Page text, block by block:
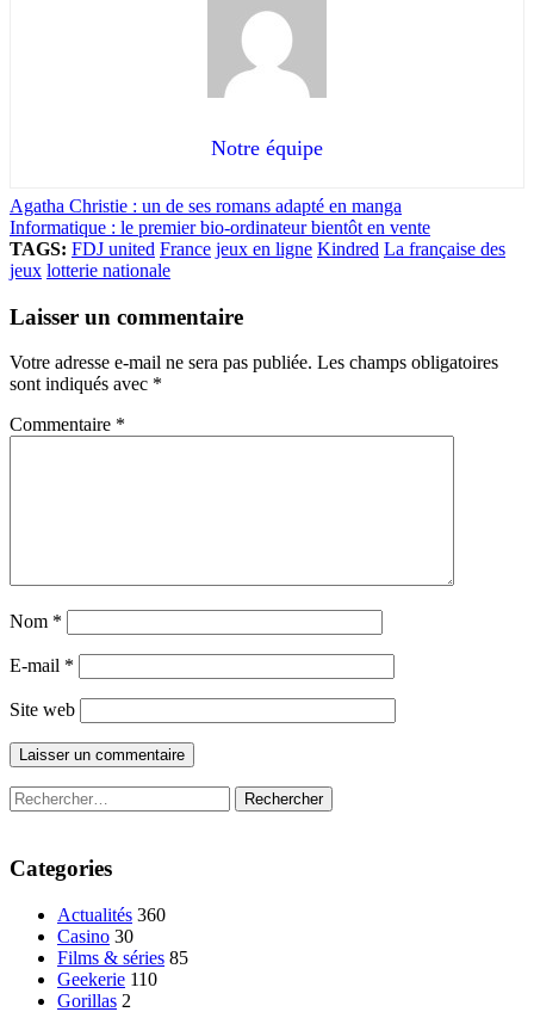
Notre équipe
Agatha Christie : un de ses romans adapté en manga
Informatique : le premier bio-ordinateur bientôt en vente
TAGS: FDJ united France jeux en ligne Kindred La française des
jeux lotterie nationale
Laisser un commentaire
Votre adresse e-mail ne sera pas publiée. Les champs obligatoires
sont indiqués avec *
Commentaire *
Nom *
E-mail *
Site web
Rechercher :
Categories
Actualités 360
Casino 30
Films & séries 85
Geekerie 110
Gorillas 2